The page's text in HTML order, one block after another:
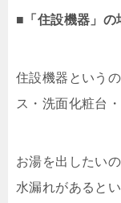
■ 「住設機器」
住設機器という
ス・洗面化粧台
お湯を出したい
水漏れがあると